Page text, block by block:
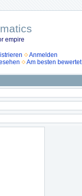
empire
Anmelden
Am besten bewertet